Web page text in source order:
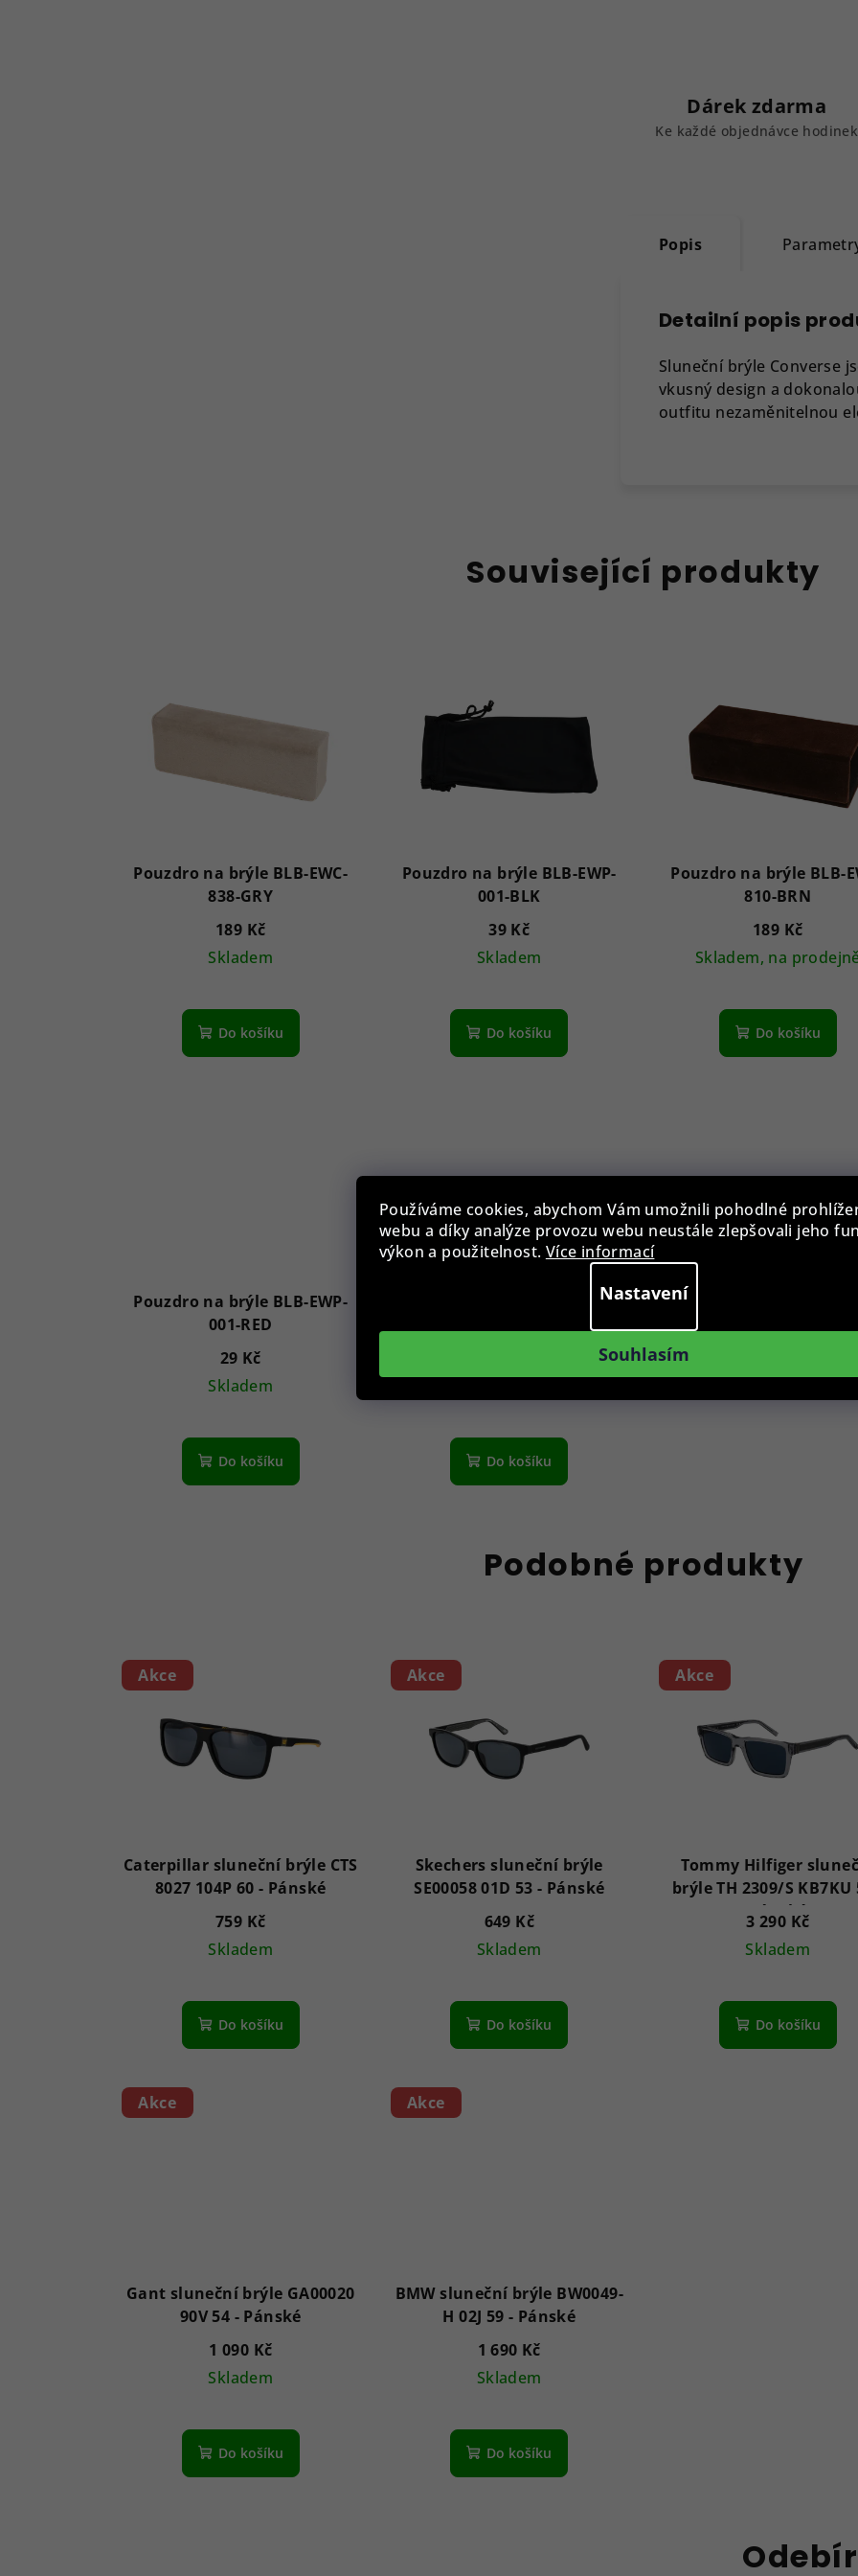
Používáme cookies, abychom Vám umožnili pohodlné
webu a díky analýze provozu webu neustále zlepšovali jeho
výkon a použitelnost. Více informací
Nastavení
Souhlasím
Dárek zdarma
Ke každé objednávce hodinek
Popis
Detailní popis
Sluneční brýle Converse
vkusný design a
outfitu nezaměnitelnou
Související produkty
Pouzdro na brýle BLB-EWC-
838-GRY
189 Kč
Skladem
Do košíku
Pouzdro na brýle BLB-EWP-
001-BLK
39 Kč
Skladem
Do košíku
Pouzdro na brýle BLB-
810-BRN
189 Kč
Skladem, na
Do košíku
Pouzdro na brýle BLB-EWP-
001-RED
29 Kč
Skladem
Do košíku
Pouzdro na brýle BLB-EWC-
Do košíku
Podobné produkty
Akce
Caterpillar sluneční brýle CTS
8027 104P 60 - Pánské
759 Kč
Skladem
Do košíku
Akce
Skechers sluneční brýle
SE00058 01D 53 - Pánské
649 Kč
Skladem
Do košíku
Akce
Tommy Hilfiger
brýle TH 2309/S KB7KU
Pánské
3 290 Kč
Skladem
Do košíku
Akce
Gant sluneční brýle GA00020
90V 54 - Pánské
1 090 Kč
Skladem
Do košíku
Akce
BMW sluneční brýle BW0049-
H 02J 59 - Pánské
1 690 Kč
Skladem
Do košíku